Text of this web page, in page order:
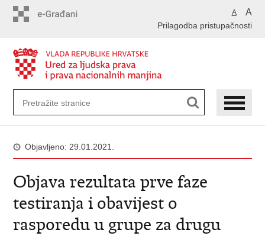
A A
Prilagodba pristupačnosti
Objavljeno: 29.01.2021.
Objava rezultata prve faze
testiranja i obavijest o
rasporedu u grupe za drugu